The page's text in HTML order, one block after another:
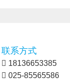
联系方式
18136653385
025-85565586